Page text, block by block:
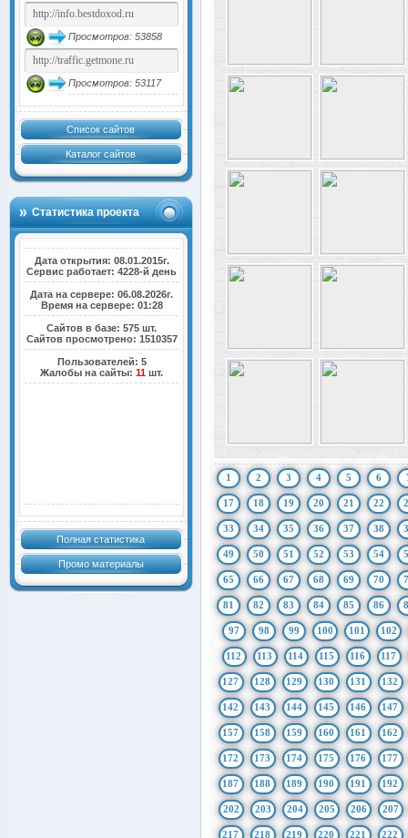
Просмотров: 53858
Просмотров: 53117
Список сайтов
Каталог сайтов
Статистика проекта
Дата открытия: 08.01.2015г.
Сервис работает: 4228-й день
Дата на сервере: 06.08.2026г.
Время на сервере: 01:28
Сайтов в базе: 575 шт.
Сайтов просмотрено: 1510357
Пользователей: 5
Жалобы на сайты:11 шт.
Полная статистика
Промо материалы
1 2 3 4 5 6
17 18 19 20 21 22
33 34 35 36 37 38
49 50 51 52 53 54
65 66 67 68 69 70
81 82 83 84 85 86
97 98 99 100 101 102
112 113 114 115 116 117
127 128 129 130 131 132
142 143 144 145 146 147
157 158 159 160 161 162
172 173 174 175 176 177
187 188 189 190 191 192
202 203 204 205 206 207
217 218 219 220 221 222